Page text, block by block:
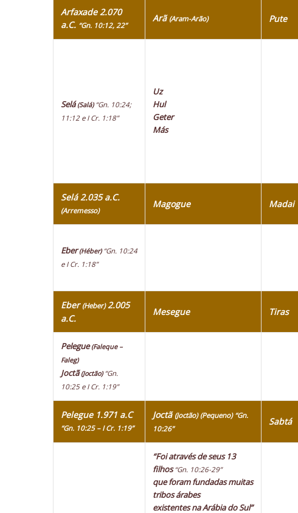
Arfaxade 2.070
a.C. “Gn. 10:12, 22”
Arã (Aram-Arão) Pute
Selá(Salá) “Gn. 10:24;
11:12 e I Cr. 1:18”
Uz
Hul
Geter
Más
Selá 2.035 a.C.
(Arremesso)
Magogue Madai
Eber(Héber) “Gn. 10:24
e I Cr. 1:18”
Eber (Heber)2.005
a.C.
Mesegue Tiras
Pelegue(Faleque –
Faleg)
Joctã(Joctão) “Gn.
10:25 e I Cr. 1:19”
Pelegue 1.971 a.C
“Gn. 10:25 – I Cr. 1:19”
Joctã (Joctão) (Pequeno) “Gn.
10:26”
Sabtá
“Foi através de seus 13
filhos“Gn. 10:26-29”
que foram fundadas muitas
tribos árabes
existentes na Arábia do Sul”